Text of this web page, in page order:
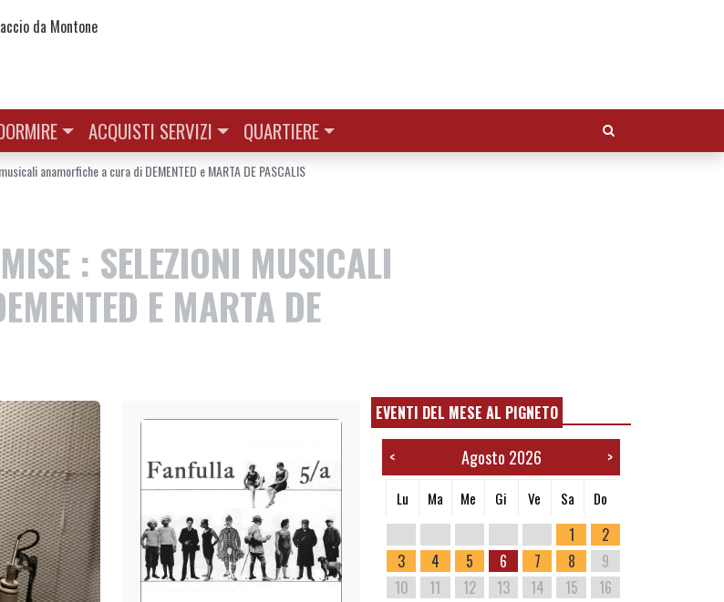
ACQUISTI SERVIZI QUARTIERE Cerca:
anamorfiche a cura di DEMENTED e MARTA DE PASCALIS
: SELEZIONI MUSICALI
E MARTA DE
EVENTI DEL MESE AL PIGNETO
< Agosto 2026 >
Lu Ma Me Gi Ve Sa Do
1
2
3
4 5 6 7 8
9
10
11 12 13 14 15
16